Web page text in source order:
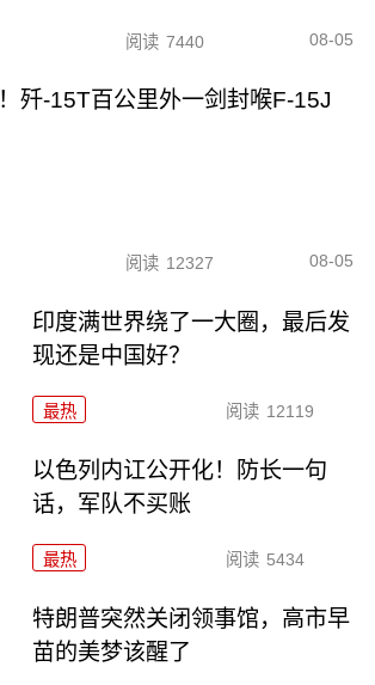
阅读 7440 08-05
歼-15T百公里外一剑封喉F-15J
阅读 12327 08-05
印度满世界绕了一大圈，最后发
现还是中国好？
最热 阅读 12119
以色列内讧公开化！防长一句
话，军队不买账
最热 阅读 5434
特朗普突然关闭领事馆，高市早
苗的美梦该醒了